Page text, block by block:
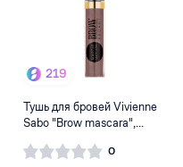
219
Тушь для бровей Vivienne
Sabo "Brow mascara",...
0